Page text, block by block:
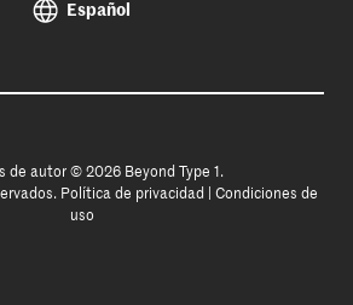
Español
de autor © 2026 Beyond Type 1.
Política de privacidad
Condiciones de
uso